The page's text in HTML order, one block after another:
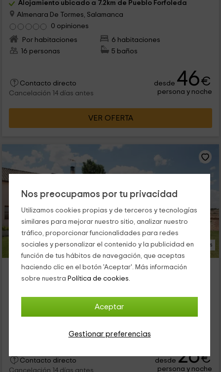
Nos preocupamos por tu privacidad
Utilizamos cookies propias y de terceros y tecnologías
similares para mejorar nuestro sitio, analizar nuestro
tráfico, proporcionar funcionalidades para redes
sociales y personalizar el contenido y la publicidad en
función de tus hábitos de navegación, que aceptas
haciendo clic en el botón 'Aceptar'. Más información
sobre nuestra Política de cookies.
Aceptar
Gestionar preferencias
Alojamiento ubicado a 7.2km de Pueblo Forfoleda
Almenara De Tormes, Salamanca
0 opiniones
Por habitaciones
6 habitaciones
16 personas
5 baños
Contacto directo
Cancelación 14 días antes
desde 46€
persona y noche
VER OFERTA
39 Fotos
Casa Roble
Alojamiento ubicado a 8.4km de Pueblo Forfoleda
Alquiler íntegro
5 habitaciones
Contacto directo
Cancelación 14 días antes
desde 26€
persona y noche